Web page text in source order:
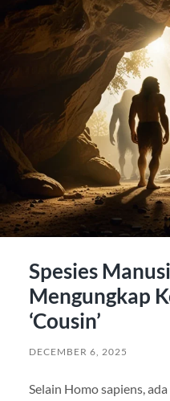
Spesies
Mengungkap
‘Cousin’
DECEMBER 6, 2025
Selain Homo sapiens,